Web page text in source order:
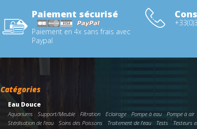
Paiement sécurisé
Paiement en 4x sans frais avec
Paypal
Catégories
Eau Douce
Aquariums Support/Meuble Filtration Eclairage Pompe à eau Pompe à air
Stérilisation de l'eau
Soins des Poissons Traitement de l'eau Tests Testeurs